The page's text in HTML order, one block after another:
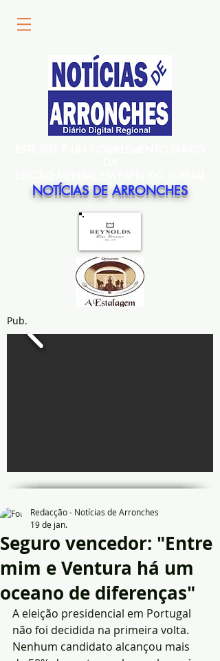
NOTÍCIAS DE ARRONCHES
Pub.
Seguro vencedor: "Entre
mim e Ventura há um
oceano de diferenças"
Redacção - Notícias de Arronches
19 de jan.
A eleição presidencial em Portugal
não foi decidida na primeira volta.
Nenhum candidato alcançou mais